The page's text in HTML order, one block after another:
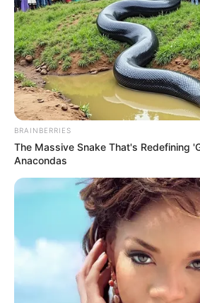
(foto: instagram/
BRAINBERRIES
The Massive Snake That's Redefining
Anacondas